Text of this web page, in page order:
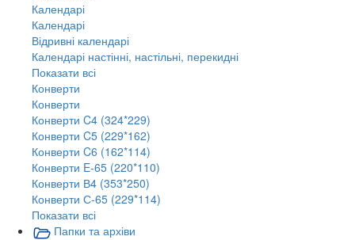
Календарі
Календарі
Відривні календарі
Календарі настінні, настільні, перекидні
Показати всі
Конверти
Конверти
Конверти C4 (324*229)
Конверти C5 (229*162)
Конверти C6 (162*114)
Конверти E-65 (220*110)
Конверти В4 (353*250)
Конверти С-65 (229*114)
Показати всі
Папки та архіви